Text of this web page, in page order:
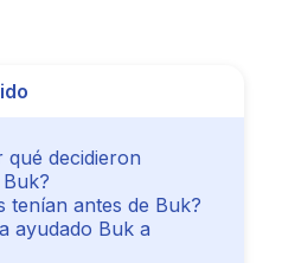
qué decidieron
tenían antes de Buk?
ayudado Buk a